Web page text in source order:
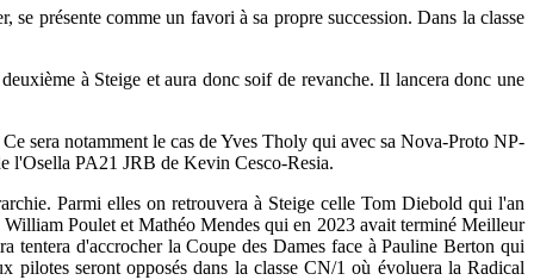
se présente comme un favori à sa propre succession. Dans la classe
à Steige et aura donc soif de revanche. Il lancera donc une
sera notamment le cas de Yves Tholy qui avec sa Nova-Proto NP-
l'Osella PA21 JRB de Kevin Cesco-Resia.
Parmi elles on retrouvera à Steige celle Tom Diebold qui l'an
Poulet et Mathéo Mendes qui en 2023 avait terminé Meilleur
tentera d'accrocher la Coupe des Dames face à Pauline Berton qui
seront opposés dans la classe CN/1 où évoluera la Radical